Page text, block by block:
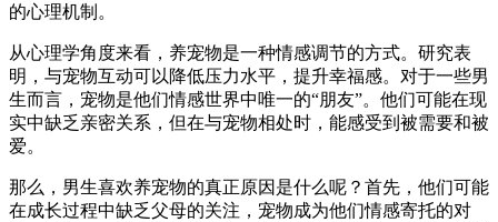
的心理机制。
从心理学角度来看，养宠物是一种情感调节的方式。研究表
明，与宠物互动可以降低压力水平，提升幸福感。对于一些男
生而言，宠物是他们情感世界中唯一的“朋友”。他们可能在现
实中缺乏亲密关系，但在与宠物相处时，能感受到被需要和被
爱。
那么，男生喜欢养宠物的真正原因是什么呢？首先，他们可能
在成长过程中缺乏父母的关注，宠物成为他们情感寄托的对